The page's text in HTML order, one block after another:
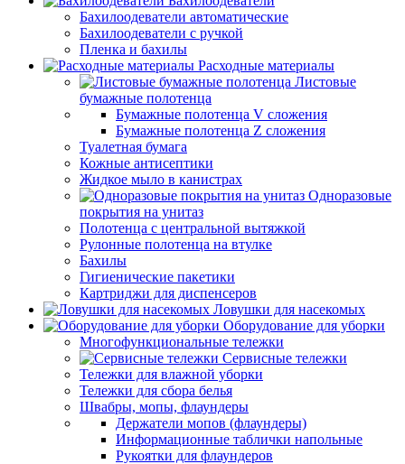
Бахилоодеватели автоматические
Бахилоодеватели с ручкой
Пленка и бахилы
Расходные материалы
Листовые
бумажные полотенца
Бумажные полотенца V сложения
Бумажные полотенца Z сложения
Туалетная бумага
Кожные антисептики
Жидкое мыло в канистрах
Одноразовые
покрытия на унитаз
Полотенца с центральной вытяжкой
Рулонные полотенца на втулке
Бахилы
Гигиенические пакетики
Картриджи для диспенсеров
Ловушки для насекомых
Оборудование для уборки
Многофункциональные тележки
Сервисные тележки
Тележки для влажной уборки
Тележки для сбора белья
Швабры, мопы, флаундеры
Держатели мопов (флаундеры)
Информационные таблички напольные
Рукоятки для флаундеров